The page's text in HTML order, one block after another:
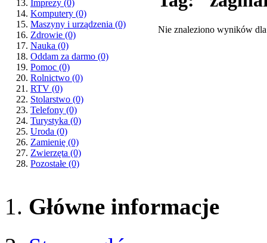
Imprezy (0)
Komputery (0)
Maszyny i urządzenia (0)
Zdrowie (0)
Nauka (0)
Oddam za darmo (0)
Pomoc (0)
Rolnictwo (0)
RTV (0)
Stolarstwo (0)
Telefony (0)
Turystyka (0)
Uroda (0)
Zamienię (0)
Zwierzęta (0)
Pozostałe (0)
Nie znaleziono wyników
Główne informacje